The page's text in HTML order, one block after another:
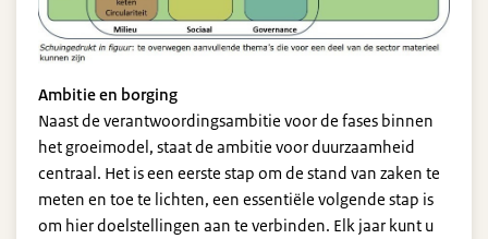
Ambitie en borging
Naast de verantwoordingsambitie voor de fases binnen
het groeimodel, staat de ambitie voor duurzaamheid
centraal. Het is een eerste stap om de stand van zaken te
meten en toe te lichten, een essentiële volgende stap is
om hier doelstellingen aan te verbinden. Elk jaar kunt u